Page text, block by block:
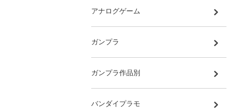
アナログゲーム
ガンプラ
ガンプラ作品別
バンダイプラモ